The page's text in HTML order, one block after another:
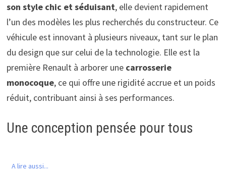
son style chic et séduisant, elle devient rapidement
l’un des modèles les plus recherchés du constructeur. Ce
véhicule est innovant à plusieurs niveaux, tant sur le plan
du design que sur celui de la technologie. Elle est la
première Renault à arborer une carrosserie
monocoque, ce qui offre une rigidité accrue et un poids
réduit, contribuant ainsi à ses performances.
Une conception pensée pour tous
A lire aussi...